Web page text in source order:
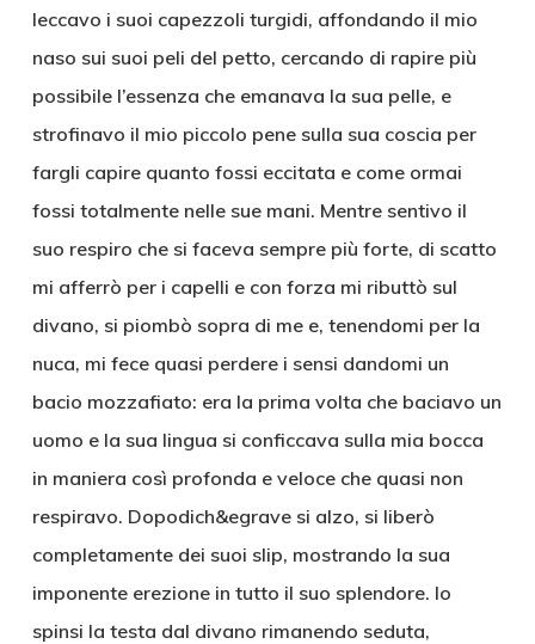
leccavo i suoi capezzoli turgidi, affondando il mio
naso sui suoi peli del petto, cercando di rapire più
possibile l’essenza che emanava la sua pelle, e
strofinavo il mio piccolo pene sulla sua coscia per
fargli capire quanto fossi eccitata e come ormai
fossi totalmente nelle sue mani. Mentre sentivo il
suo respiro che si faceva sempre più forte, di scatto
mi afferrò per i capelli e con forza mi ributtò sul
divano, si piombò sopra di me e, tenendomi per la
nuca, mi fece quasi perdere i sensi dandomi un
bacio mozzafiato: era la prima volta che baciavo un
uomo e la sua lingua si conficcava sulla mia bocca
in maniera così profonda e veloce che quasi non
respiravo. Dopodich&egrave si alzo, si liberò
completamente dei suoi slip, mostrando la sua
imponente erezione in tutto il suo splendore. Io
spinsi la testa dal divano rimanendo seduta,